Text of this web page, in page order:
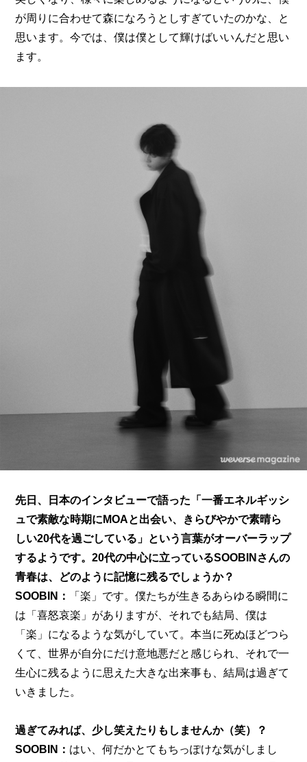
が周りに合わせて森になろうとしすぎていたのかな、と
思います。今では、僕は僕として輝けばいいんだと思い
ます。
先日、日本のインタビューで語った「一番エネルギッシ
ュで素敵な時期にMOAと出会い、きらびやかで素晴ら
しい20代を過ごしている」という言葉がオーバーラップ
するようです。20代の中心に立っているSOOBINさんの
青春は、どのように記憶に残るでしょうか？
SOOBIN：
「楽」です。僕たちが生きるあらゆる瞬間に
は「喜怒哀楽」がありますが、それでも結局、僕は
「楽」になるような気がしていて。本当に死ぬほどつら
くて、世界が自分にだけ意地悪だと感じられ、それで一
生心に残るように思えた大きな出来事も、結局は過ぎて
いきました。
過ぎてみれば、少し笑えたりもしませんか（笑）？
SOOBIN： はい、何だかとてもちっぽけな気がしまし